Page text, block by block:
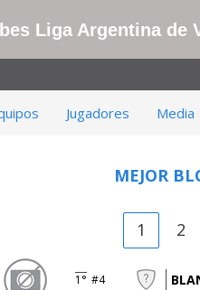
Liga Argentina de
Jugadores Media
MEJOR
1 2
1° #4